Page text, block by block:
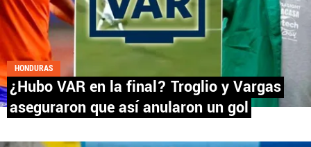
QUIENES SOMOS | STAFF | CONTACTO
Términos y Condiciones
Políticas de Privacidad
HONDURAS
¿Hubo VAR en la final? Troglio y Vargas
aseguraron que así anularon un gol